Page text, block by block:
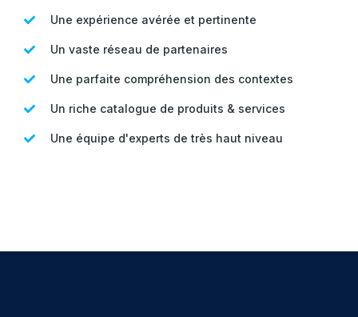
Une expérience avérée et pertinente
Un vaste réseau de partenaires
Une parfaite compréhension des contextes
Un riche catalogue de produits & services
Une équipe d'experts de très haut niveau